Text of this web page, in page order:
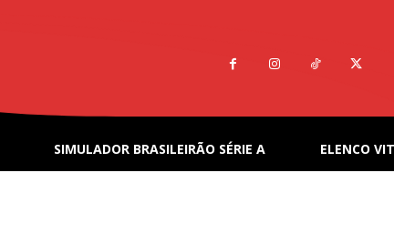
SIMULADOR BRASILEIRÃO SÉRIE A ELENCO